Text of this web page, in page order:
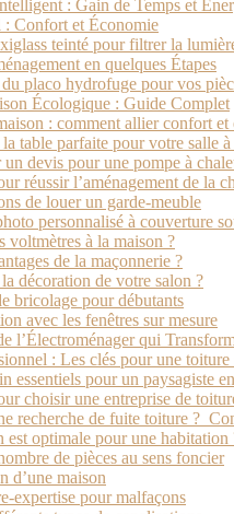
: Gain de Temps et
: Confort et Économie
teinté pour filtrer la
en quelques Étapes
placo hydrofuge pour vos
Écologique : Guide Complet
: comment allier confort et
table parfaite pour votre salle à
devis pour une pompe à
réussir l’aménagement de la
de louer un garde-meuble
personnalisé à couverture
voltmètres à la maison ?
de la maçonnerie ?
décoration de votre salon ?
bricolage pour débutants
avec les fenêtres sur mesure
l’Électroménager qui
: Les clés pour une
essentiels pour un paysagiste
choisir une entreprise de
recherche de fuite toiture ?
est optimale pour une habitation
de pièces au sens foncier
d’une maison
expertise pour malfaçons